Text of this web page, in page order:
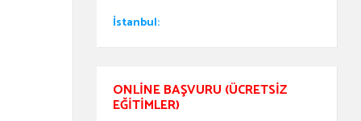
İstanbul:
ONLINE BAŞVURU (ÜCRETSIZ
EĞITIMLER)